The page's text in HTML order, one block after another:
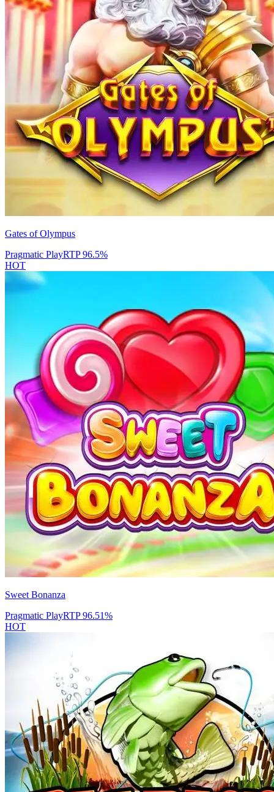
Gates of Olympus
Pragmatic PlayRTP96.5%
HOT
Sweet Bonanza
Pragmatic PlayRTP96.51%
HOT